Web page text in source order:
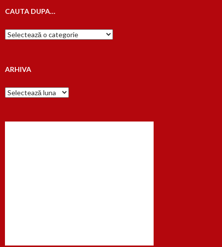
CAUTA DUPA…
Cauta
dupa…
ARHIVA
Arhiva